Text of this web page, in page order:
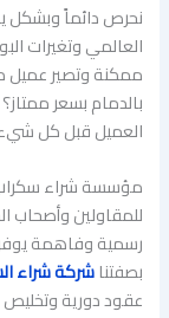
نحرص دائماً وبشكل
العالمي وتغيرات
ممكنة وتصير عميل
بالدمام بسعر
العميل قبل كل
مؤسسة شراء سكراب
للمقاولين وأصحاب
رسمية وفاهمة يوفر
بصفتناشركة شراء
عقود دورية